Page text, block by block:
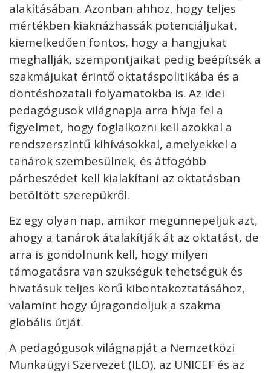
alakításában. Azonban ahhoz, hogy teljes
mértékben kiaknázhassák potenciáljukat,
kiemelkedően fontos, hogy a hangjukat
meghallják, szempontjaikat pedig beépítsék a
szakmájukat érintő oktatáspolitikába és a
döntéshozatali folyamatokba is. Az idei
pedagógusok világnapja arra hívja fel a
figyelmet, hogy foglalkozni kell azokkal a
rendszerszintű kihívásokkal, amelyekkel a
tanárok szembesülnek, és átfogóbb
párbeszédet kell kialakítani az oktatásban
betöltött szerepükről.
Ez egy olyan nap, amikor megünnepeljük azt,
ahogy a tanárok átalakítják át az oktatást, de
arra is gondolnunk kell, hogy milyen
támogatásra van szükségük tehetségük és
hivatásuk teljes körű kibontakoztatásához,
valamint hogy újragondoljuk a szakma
globális útját.
A pedagógusok világnapját a Nemzetközi
Munkaügyi Szervezet (ILO), az UNICEF és az